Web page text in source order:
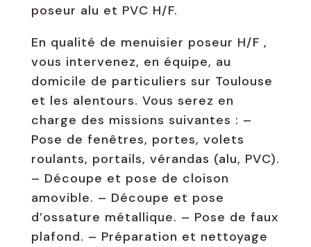
poseur alu et PVC H/F.
En qualité de menuisier poseur H/F ,
vous intervenez, en équipe, au
domicile de particuliers sur Toulouse
et les alentours. Vous serez en
charge des missions suivantes : –
Pose de fenêtres, portes, volets
roulants, portails, vérandas (alu, PVC).
– Découpe et pose de cloison
amovible. – Découpe et pose
d’ossature métallique. – Pose de faux
plafond. – Préparation et nettoyage